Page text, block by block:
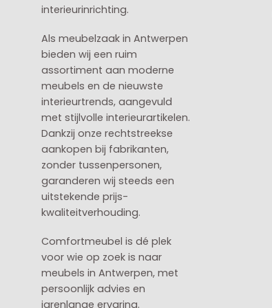
interieurinrichting.
Als meubelzaak in Antwerpen
bieden wij een ruim
assortiment aan moderne
meubels en de nieuwste
interieurtrends, aangevuld
met stijlvolle interieurartikelen.
Dankzij onze rechtstreekse
aankopen bij fabrikanten,
zonder tussenpersonen,
garanderen wij steeds een
uitstekende prijs-
kwaliteitverhouding.
Comfortmeubel is dé plek
voor wie op zoek is naar
meubels in Antwerpen, met
persoonlijk advies en
jarenlange ervaring.